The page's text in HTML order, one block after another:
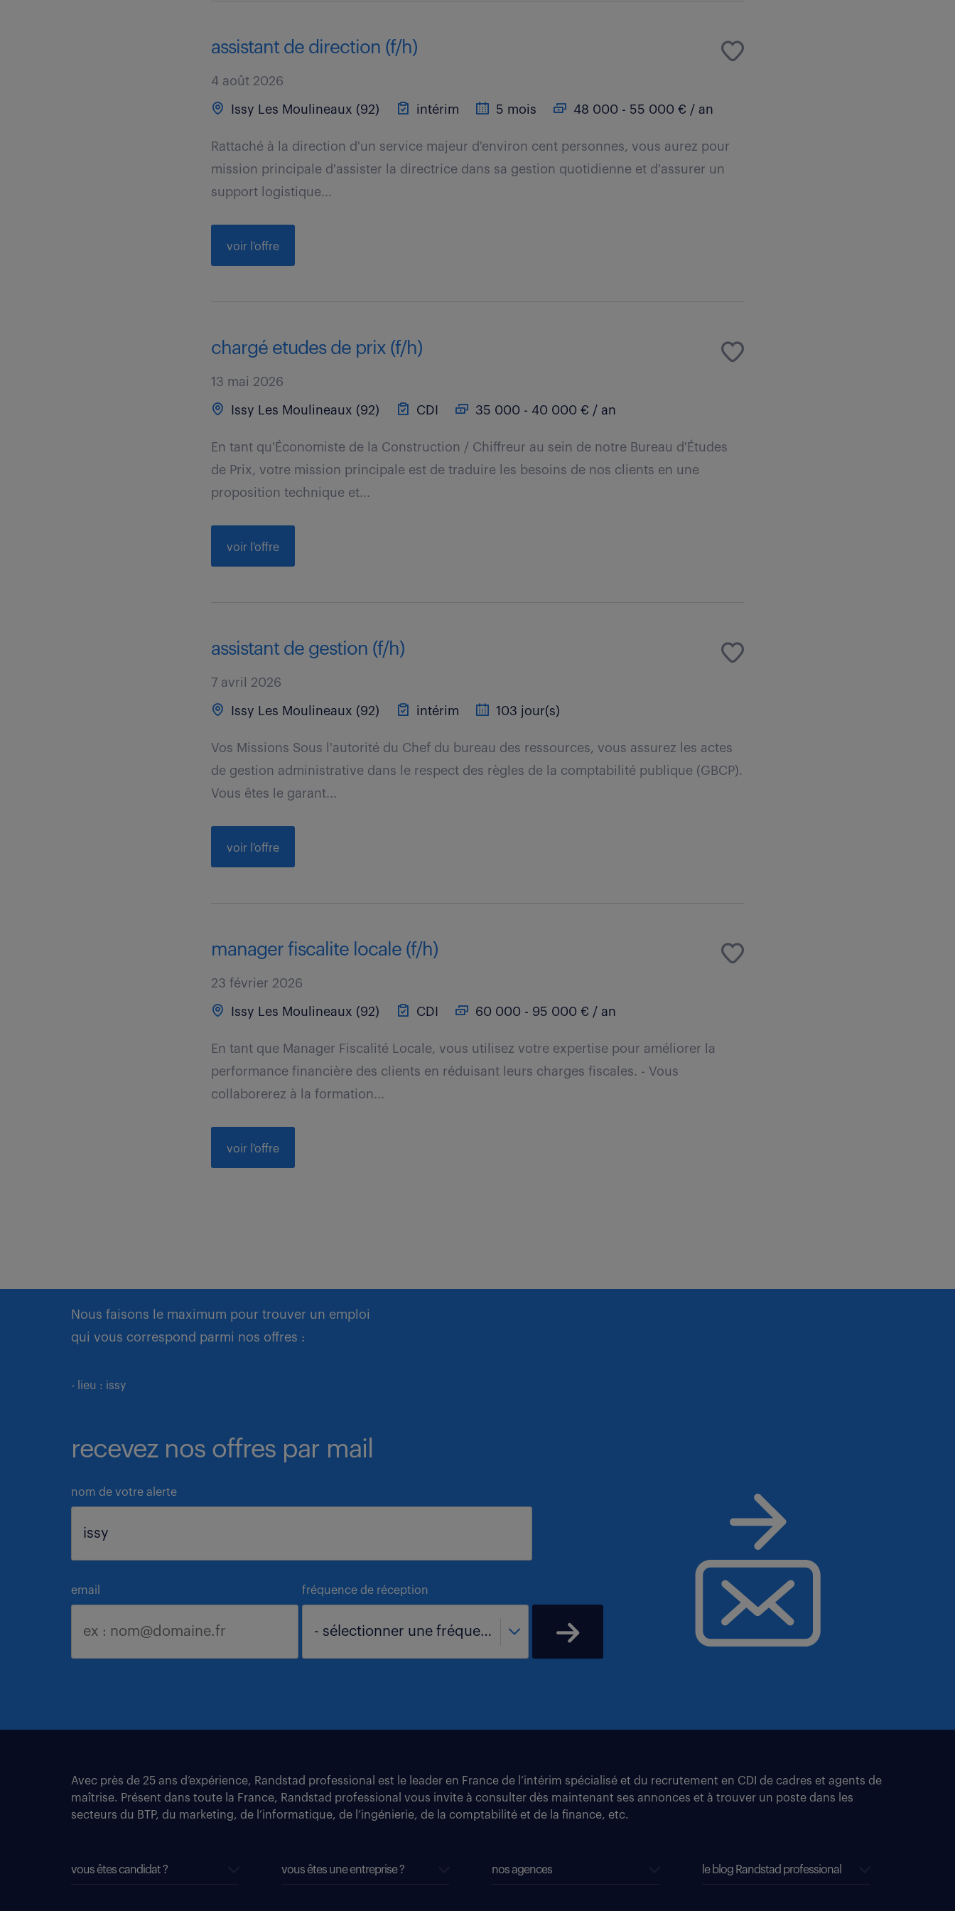
assistant de direction (f/h)
4 août 2026
Issy Les Moulineaux (92) intérim 5 mois 48 000 - 55 000 € / an
Rattaché à la direction d'un service majeur d'environ cent personnes, vous aurez pour
mission principale d'assister la directrice dans sa gestion quotidienne et d'assurer un
support logistique...
voir l'offre
chargé etudes de prix (f/h)
13 mai 2026
Issy Les Moulineaux (92) CDI 35 000 - 40 000 € / an
En tant qu'Économiste de la Construction / Chiffreur au sein de notre Bureau d'Études
de Prix, votre mission principale est de traduire les besoins de nos clients en une
proposition technique et...
voir l'offre
assistant de gestion (f/h)
7 avril 2026
Issy Les Moulineaux (92) intérim 103 jour(s)
Vos Missions Sous l'autorité du Chef du bureau des ressources, vous assurez les actes
de gestion administrative dans le respect des règles de la comptabilité publique (GBCP).
Vous êtes le garant...
voir l'offre
manager fiscalite locale (f/h)
23 février 2026
Issy Les Moulineaux (92) CDI 60 000 - 95 000 € / an
En tant que Manager Fiscalité Locale, vous utilisez votre expertise pour améliorer la
performance financière des clients en réduisant leurs charges fiscales. - Vous
collaborerez à la formation...
voir l'offre
Nous faisons le maximum pour trouver un emploi
qui vous correspond parmi nos offres :
- lieu : issy
recevez nos offres par mail
nom de votre alerte
email fréquence de réception
- sélectionner une fréquence -
Avec près de 25 ans d’expérience, Randstad professional est le leader en France de l’intérim spécialisé et du recrutement en CDI de cadres et agents de
maîtrise. Présent dans toute la France, Randstad professional vous invite à consulter dès maintenant ses annonces et à trouver un poste dans les
secteurs du BTP, du marketing, de l’informatique, de l’ingénierie, de la comptabilité et de la finance, etc.
vous êtes candidat ? vous êtes une entreprise ? nos agences le blog Randstad professional